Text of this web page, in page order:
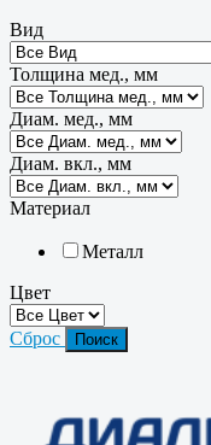
Вид
Толщина мед., мм
Диам. мед., мм
Диам. вкл., мм
Материал
Металл
Цвет
Сброс